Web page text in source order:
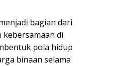
bagian dari
di
pola hidup
binaan selama